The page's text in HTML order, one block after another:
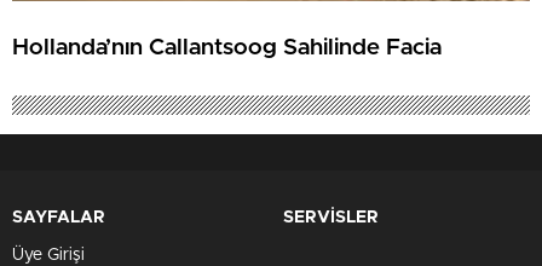
Hollanda’nın Callantsoog Sahilinde Facia
SAYFALAR
Üye Girişi
SERVİSLER